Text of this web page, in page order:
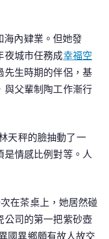
海內肄業。但她發
夜城市任務成幸福空
先生時期的伴侶，基
與父輩制陶工作漸行
天秤的臉抽動了一
情感比例對等。人
在茶桌上，她居然碰
公司的第一把紫砂壺
國異鄉頗有故人故交